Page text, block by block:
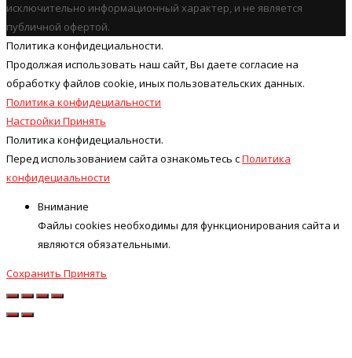
исключительно информационный характер, и не является
публичной офертой.
Политика конфидециальности.
Продолжая использовать наш cайт, Вы даете согласие на
обработку файлов cookie, иных пользовательских данных.
Политика конфидециальности
Настройки Принять
Политика конфидециальности.
Перед использованием сайта ознакомьтесь сПолитика
конфидециальности
Внимание
Файлы cookies необходимы для функционирования сайта и
являются обязательными.
Сохранить Принять